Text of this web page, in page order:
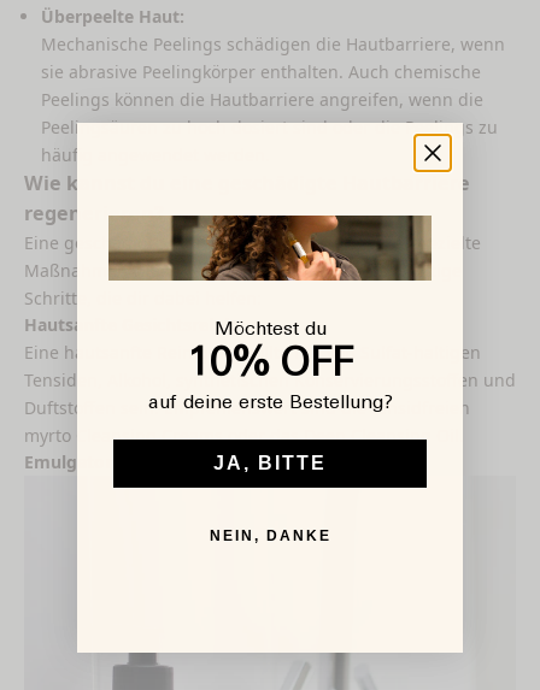
Überpeelte Haut:
Mechanische Peelings schädigen die Hautbarriere, wenn
sie abrasive Peelingkörper enthalten. Auch chemische
Peelings können die Hautbarriere angreifen, wenn die
Peelingsäuren zu hoch dosiert sind oder die Peelings zu
häufig angewendet werden.
Wie kannst du eine geschädigte Hautbarriere
regenerieren?
Eine geschädigte Hautbarriere kannst du durch gezielte
Maßnahmen wieder aufbauen. Dabei gibt es wichtige
Schritte, die dir dabei helfen:
Hautsanfte Gesichtsreinigung
Eine hautsanfte Reinigungsollte frei von Sulfat-haltigen
Tensiden, Alkohol, synthetischen Konservierungsstoffen und
Duftstoffen sein. Empfehlenswert sind die tensidfreien
myrto Cleansing Creams oder das Deep Cleansing Oil.
Emulgatorfreie Feuchtigkeitspflege
Möchtest du
10% OFF
auf deine erste Bestellung?
JA, BITTE
NEIN, DANKE